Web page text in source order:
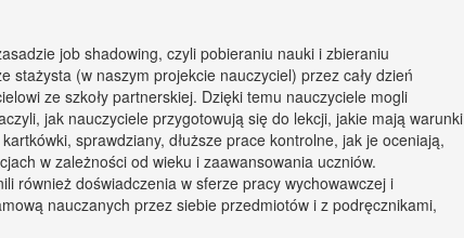
job shadowing, czyli pobieraniu nauki i zbieraniu
stażysta (w naszym projekcie nauczyciel) przez cały dzień
ze szkoły partnerskiej. Dzięki temu nauczyciele mogli
jak nauczyciele przygotowują się do lekcji, jakie mają warunki
sprawdziany, dłuższe prace kontrolne, jak je oceniają,
w zależności od wieku i zaawansowania uczniów.
również doświadczenia w sferze pracy wychowawczej i
nauczanych przez siebie przedmiotów i z podręcznikami,